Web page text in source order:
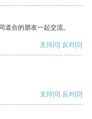
道合的朋友一起交流。
支持[0] 反对[0]
支持[0] 反对[0]